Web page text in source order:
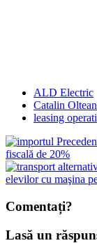
ALD Electric
Catalin
leasing
fiscală de 20%
elevilor cu maşina
Comentați?
Lasă un